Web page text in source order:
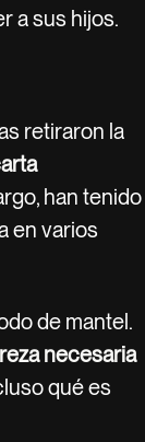
a sus hijos.
retiraron la
han tenido
en varios
de mantel.
necesaria
qué es